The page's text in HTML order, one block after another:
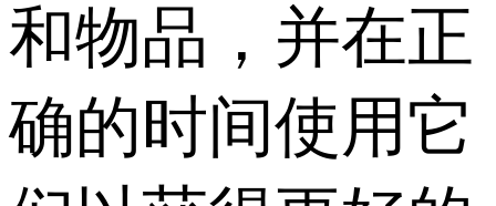
和物品，并在正
确的时间使用它